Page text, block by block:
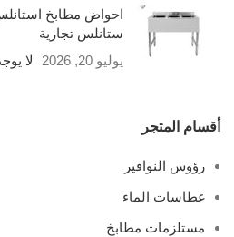
احواض مطابخ
ستانلس تجارية
يوليو 20, 2026
لا
أقسام المتجر
رؤوس النوافير
غطاسات الماء
مستلزمات مطابخ